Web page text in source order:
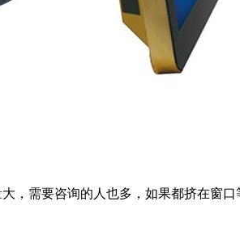
，需要咨询的人也多，如果都挤在窗